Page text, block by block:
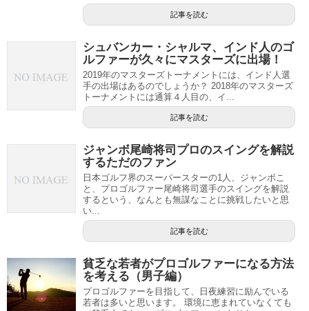
記事を読む
シュバンカー・シャルマ、インド人のゴ
ルファーが久々にマスターズに出場！
2019年のマスターズトーナメントには、インド人選
手の出場はあるのでしょうか？ 2018年のマスターズ
トーナメントには通算４人目の、イ...
記事を読む
ジャンボ尾崎将司プロのスイングを解説
するただのファン
日本ゴルフ界のスーパースターの1人、ジャンボこ
と、プロゴルファー尾崎将司選手のスイングを解説
するという、なんとも無謀なことに挑戦したいと思
い...
記事を読む
貧乏な若者がプロゴルファーになる方法
を考える（男子編）
プロゴルファーを目指して、日夜練習に励んでいる
若者は多いと思います。 環境に恵まれていなくても